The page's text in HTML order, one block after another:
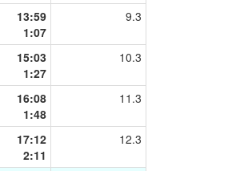
13:59
1:07
9.3
15:03
1:27
10.3
16:08
1:48
11.3
17:12
2:11
12.3